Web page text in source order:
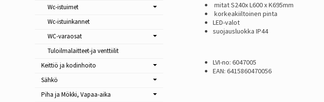
mitat S240x L600 x K695mm
korkeakiiltoinen pinta
LED-valot
suojausluokka IP44
LVI-no: 6047005
EAN: 6415860470056
Wc-istuimet
Wc-istuinkannet
WC-varaosat
Tuloilmalaitteet-ja venttiilit
Keittiö ja kodinhoito
Sähkö
Piha ja Mökki, Vapaa-aika